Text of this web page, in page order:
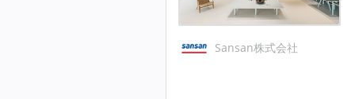
Sansan株式会社